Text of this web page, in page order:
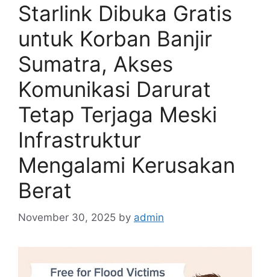
Starlink Dibuka Gratis
untuk Korban Banjir
Sumatra, Akses
Komunikasi Darurat
Tetap Terjaga Meski
Infrastruktur
Mengalami Kerusakan
Berat
November 30, 2025 by admin